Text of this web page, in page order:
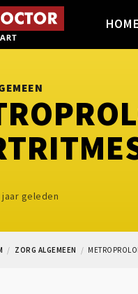
HOME
jaar geleden
ZORG ALGEMEEN